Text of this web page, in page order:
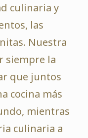
culinaria y
las
Nuestra
siempre la
que juntos
cocina más
mientras
culinaria a